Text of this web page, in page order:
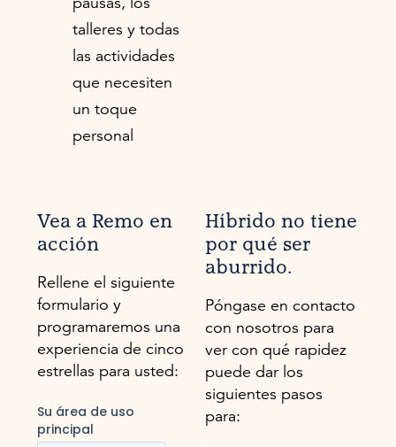
talleres y todas
las actividades
que necesiten
un toque
personal
Vea a Remo en
acción
Rellene el siguiente
formulario y
programaremos una
experiencia de cinco
estrellas para usted:
Híbrido no tiene
por qué ser
aburrido.
Póngase en contacto
con nosotros para
ver con qué rapidez
puede dar los
siguientes pasos
para: